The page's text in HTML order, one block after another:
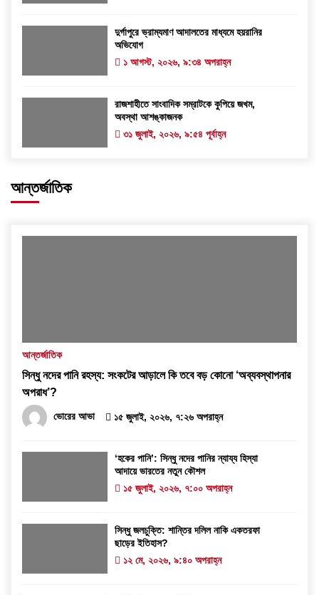
দুর্গাপুরে ভ্রাম্যমাণ আদালতের মাধ্যমে হয়রানির
অভিযোগ
১ আগস্ট, ২০২৬, ৯:৩৪ অপরাহ্ন
রাজশাহীতে সাংবাদিক সম্রাটকে কুপিয়ে জখম,
অবস্থা আশঙ্কাজনক
৩১ জুলাই, ২০২৬, ৯:৫৪ পূর্বাহ্ন
আন্তর্জাতিক
আন্তর্জাতিক
সিন্ধু নদের পানি রহস্য: সংকটের আড়ালে কি তবে বড় কোনো ‘অব্যবস্থাপনার
অপরাধ’?
ভোরের আভা ১৫ জুলাই, ২০২৬, ৭:২৬ অপরাহ্ন
‘হকের পানি’: সিন্ধু নদের পানির ন্যায্য হিস্যা
আদায়ে ভারতের নতুন কৌশল
১৫ জুলাই, ২০২৬, ৭:০০ অপরাহ্ন
সিন্ধু জলচুক্তি: শান্তির দলিল নাকি একতরফা
ছাড়ের ইতিহাস?
১২ মে, ২০২৬, ৯:৪০ অপরাহ্ন